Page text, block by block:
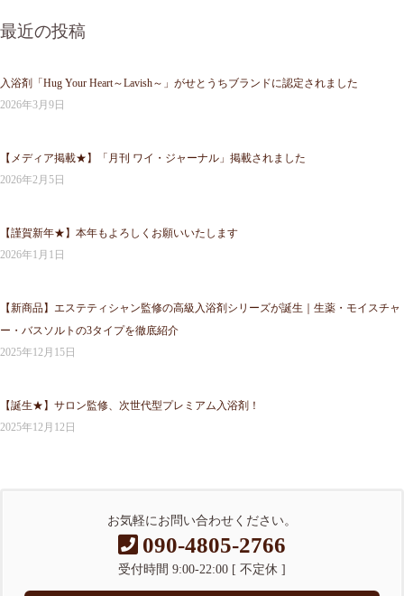
最近の投稿
入浴剤「Hug Your Heart～Lavish～」がせとうちブランドに認定されました
2026年3月9日
【メディア掲載★】「月刊 ワイ・ジャーナル」掲載されました
2026年2月5日
【謹賀新年★】本年もよろしくお願いいたします
2026年1月1日
【新商品】エステティシャン監修の高級入浴剤シリーズが誕生｜生薬・モイスチャ
ー・バスソルトの3タイプを徹底紹介
2025年12月15日
【誕生★】サロン監修、次世代型プレミアム入浴剤！
2025年12月12日
お気軽にお問い合わせください。
090-4805-2766
受付時間 9:00-22:00 [ 不定休 ]